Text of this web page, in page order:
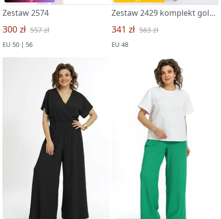
Zestaw 2574
300 zł 557 zł
EU 50 | 56
Zestaw 2429 komplekt goluboj
341 zł 563 zł
EU 48